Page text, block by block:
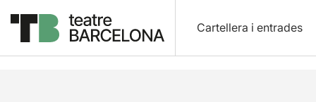
Cartellera i entrades